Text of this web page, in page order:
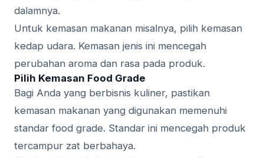
dalamnya.
Untuk kemasan makanan misalnya, pilih kemasan
kedap udara. Kemasan jenis ini mencegah
perubahan aroma dan rasa pada produk.
Pilih Kemasan Food Grade
Bagi Anda yang berbisnis kuliner, pastikan
kemasan makanan yang digunakan memenuhi
standar food grade. Standar ini mencegah produk
tercampur zat berbahaya.